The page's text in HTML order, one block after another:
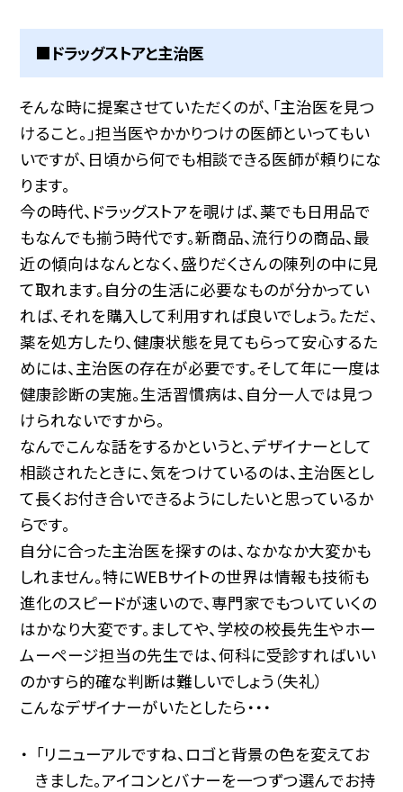
■ドラッグストアと主治医
そんな時に提案させていただくのが、「主治医を見つ
けること。」担当医やかかりつけの医師といってもい
いですが、日頃から何でも相談できる医師が頼りにな
ります。
今の時代、ドラッグストアを覗けば、薬でも日用品で
もなんでも揃う時代です。新商品、流行りの商品、最
近の傾向はなんとなく、盛りだくさんの陳列の中に見
て取れます。自分の生活に必要なものが分かってい
れば、それを購入して利用すれば良いでしょう。ただ、
薬を処方したり、健康状態を見てもらって安心するた
めには、主治医の存在が必要です。そして年に一度は
健康診断の実施。生活習慣病は、自分一人では見つ
けられないですから。
なんでこんな話をするかというと、デザイナーとして
相談されたときに、気をつけているのは、主治医とし
て長くお付き合いできるようにしたいと思っているか
らです。
自分に合った主治医を探すのは、なかなか大変かも
しれません。特にWEBサイトの世界は情報も技術も
進化のスピードが速いので、専門家でもついていくの
はかなり大変です。ましてや、学校の校長先生やホー
ムーページ担当の先生では、何科に受診すればいい
のかすら的確な判断は難しいでしょう（失礼）
こんなデザイナーがいたとしたら・・・
「リニューアルですね、ロゴと背景の色を変えてお
きました。アイコンとバナーを一つずつ選んでお持